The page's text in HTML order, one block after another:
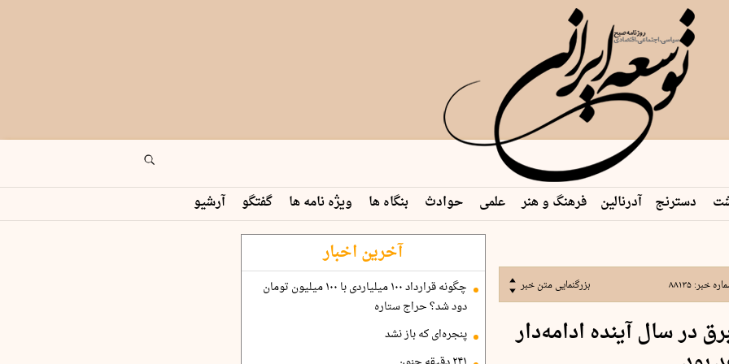
م…
دسترنج آدرنالین فرهنگ و هنر علمی حوادث بنگاه ها ویژه نامه ها گفتگو آرشیو
خبر:۸۸۱۳۵ بزرگنمایی متن خبر
در سال آینده ادامه‌دار
آخرین اخبار
چگونه قرارداد ۱۰۰ میلیاردی با ۱۰۰ میلیون تومان
دود شد؟ حراج ستاره
پنجره‌ای که باز نشد